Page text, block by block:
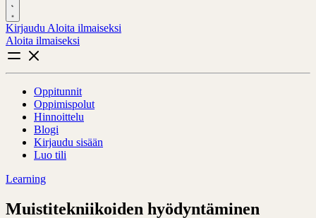
Kirjaudu Aloita ilmaiseksi
Aloita ilmaiseksi
Oppitunnit
Oppimispolut
Hinnoittelu
Blogi
Kirjaudu sisään
Luo tili
Learning
Muistitekniikoiden hyödyntäminen